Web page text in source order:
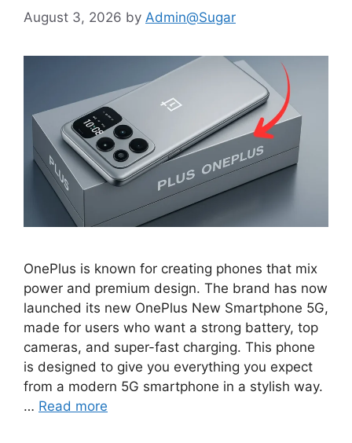
August 3, 2026 by Admin@Sugar
OnePlus is known for creating phones that mix
power and premium design. The brand has now
launched its new OnePlus New Smartphone 5G,
made for users who want a strong battery, top
cameras, and super-fast charging. This phone
is designed to give you everything you expect
from a modern 5G smartphone in a stylish way.
… Read more